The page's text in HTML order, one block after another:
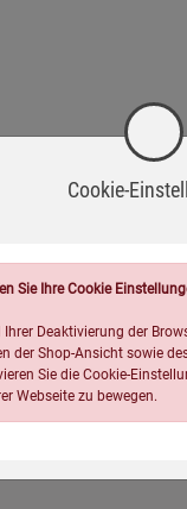
Cookie-
Sie Ihre Cookie
Deaktivierung der
der Shop-Ansicht sowie
Sie die Cookie-
Webseite zu bewegen.